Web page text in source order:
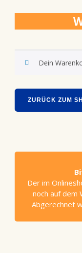
Dein
ZURÜCK ZUM
Der im
noch auf dem
Abgerechnet